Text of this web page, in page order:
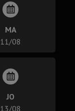
MA
11/08
JO
13/08